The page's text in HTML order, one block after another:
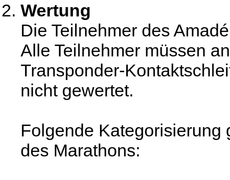
Wertung
Die Teilnehmer des
Alle Teilnehmer müssen
Transponder-
nicht gewertet.
Folgende Kategorisierung
des Marathons: